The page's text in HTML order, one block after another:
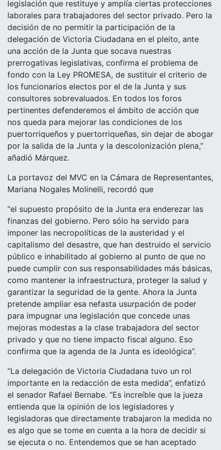
legislación que restituye y amplía ciertas protecciones
laborales para trabajadores del sector privado. Pero la
decisión de no permitir la participación de la
delegación de Victoria Ciudadana en el pleito, ante
una acción de la Junta que socava nuestras
prerrogativas legislativas, confirma el problema de
fondo con la Ley PROMESA, de sustituir el criterio de
los funcionarios electos por el de la Junta y sus
consultores sobrevaluados. En todos los foros
pertinentes defenderemos el ámbito de acción que
nos queda para mejorar las condiciones de los
puertorriqueños y puertorriqueñas, sin dejar de abogar
por la salida de la Junta y la descolonización plena,”
añadió Márquez.
La portavoz del MVC en la Cámara de Representantes,
Mariana Nogales Molinelli, recordó que
“el supuesto propósito de la Junta era enderezar las
finanzas del gobierno. Pero sólo ha servido para
imponer las necropolíticas de la austeridad y el
capitalismo del desastre, que han destruido el servicio
público e inhabilitado al gobierno al punto de que no
puede cumplir con sus responsabilidades más básicas,
como mantener la infraestructura, proteger la salud y
garantizar la seguridad de la gente. Ahora la Junta
pretende ampliar esa nefasta usurpación de poder
para impugnar una legislación que concede unas
mejoras modestas a la clase trabajadora del sector
privado y que no tiene impacto fiscal alguno. Eso
confirma que la agenda de la Junta es ideológica”.
“La delegación de Victoria Ciudadana tuvo un rol
importante en la redacción de esta medida”, enfatizó
el senador Rafael Bernabe. “Es increíble que la jueza
entienda que la opinión de los legisladores y
legisladoras que directamente trabajaron la medida no
es algo que se tome en cuenta a la hora de decidir si
se ejecuta o no. Entendemos que se han aceptado